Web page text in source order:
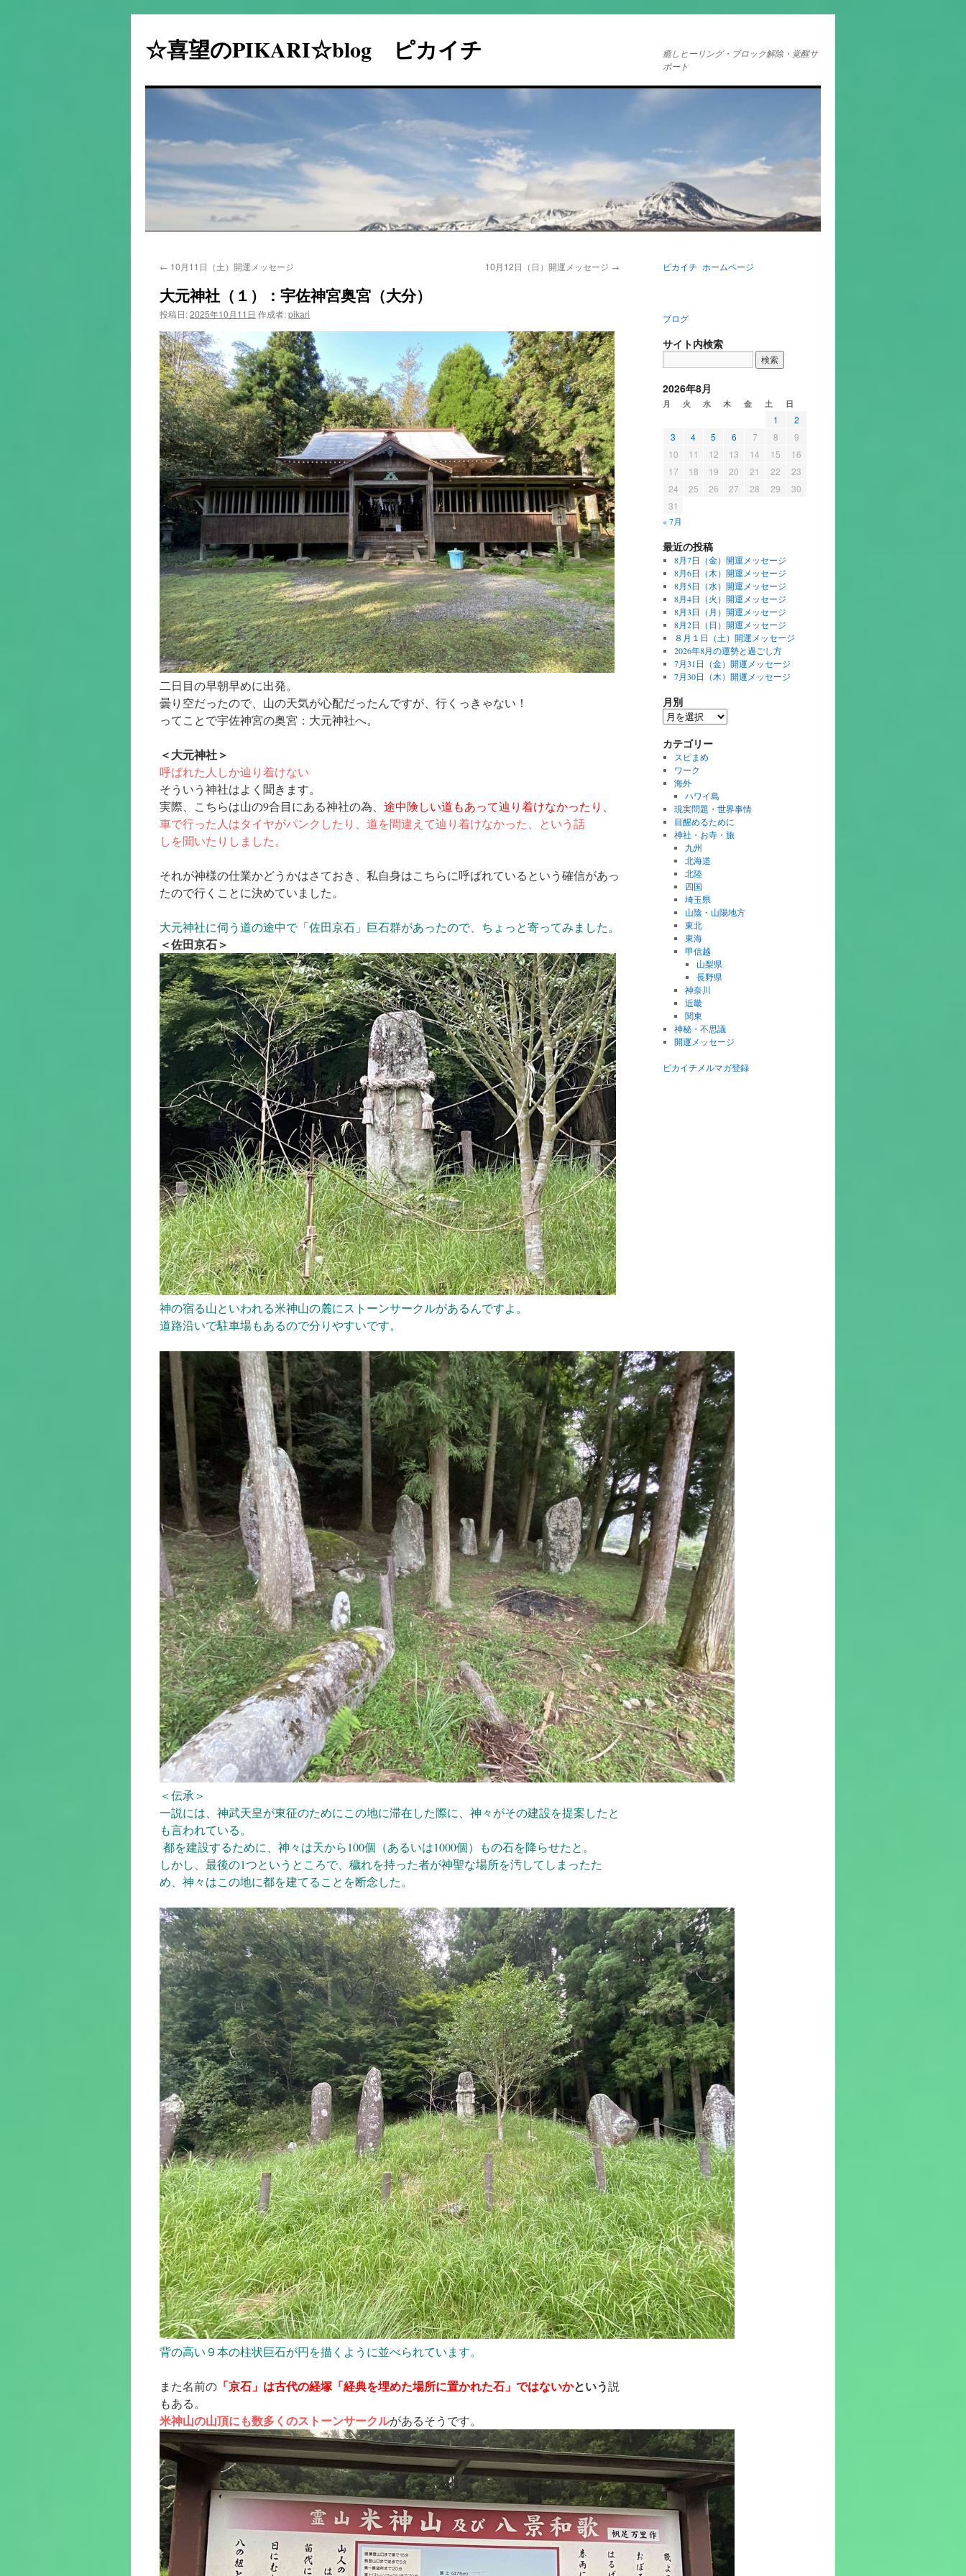
☆喜望のPIKARI☆blog ピカイチ
癒しヒーリング・ブロック解除・覚醒サ
ポート
テ
ツ
へ
ス
キ
ッ
プ
← 10月11日（土）開運メッセージ 10月12日（日）開運メッセージ →
大元神社（１）：宇佐神宮奥宮（大分）
投稿日:2025年10月11日 作成者:pikari
二日目の早朝早めに出発。
曇り空だったので、山の天気が心配だったんですが、行くっきゃない！
ってことで宇佐神宮の奥宮：大元神社へ。
＜大元神社＞
呼ばれた人しか辿り着けない
そういう神社はよく聞きます。
実際、こちらは山の9合目にある神社の為、 途中険しい道もあって辿り着けなかったり、
車で行った人 はタイヤがパンクしたり、道を間違えて辿り着けなかった、という話
しを聞いたりしました。
それが神様の仕業かどうかはさておき、私自身はこちらに呼ばれているという確信があっ
たので行くことに決めていました。
大元神社に伺う道の途中で「佐田京石」 巨石群があったので、ちょっと寄ってみました。
＜佐田京石＞
神の宿る山といわれる米神山の麓にストーンサークルがあるんですよ。
道路沿いで駐車場もあるので分りやすいです。
＜伝承＞
一説には、神武天皇が東征のためにこの地に滞在した際に、神々がその建設を提案したと
も言われている。
都を建設するために、神々は天から100個 （あるいは1000個）もの石を降らせたと。
しかし、最後の1つというところで、穢れを持った者が神聖な場所を汚してしまったた
め、神々はこの地に都を建てることを断念した。
背の高い９本の柱状巨石が円を描くよ うに並べられています。
また名前の 「京石」は古代の経塚「経典を埋めた場所に置かれた石」ではないかという説
もある。
米神山の山頂にも数多くのストーンサークルがあるそうです。
ピカイチ ホームページ
ブログ
サイト内検索
2026年8月
月 火 水 木 金 土 日
1
2
3
4 5 6 7 8
9
10
11 12 13 14 15
16
17
18 19 20 21 22
23
24
25 26 27 28 29
30
31
« 7月
最近の投稿
8月7日（金）開運メッセージ
8月6日（木）開運メッセージ
8月5日（水）開運メッセージ
8月4日（火）開運メッセージ
8月3日（月）開運メッセージ
8月2日（日）開運メッセージ
８月１日（土）開運メッセージ
2026年8月の運勢と過ごし方
7月31日（金）開運メッセージ
7月30日（木）開運メッセージ
月別
月
別
カテゴリー
スピまめ
ワーク
海外
ハワイ島
現実問題・世界事情
目醒めるために
神社・お寺・旅
九州
北海道
北陸
四国
埼玉県
山陰・山陽地方
東北
東海
甲信越
山梨県
長野県
神奈川
近畿
関東
神秘・不思議
開運メッセージ
ピカイチメルマガ登録